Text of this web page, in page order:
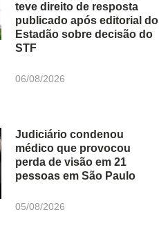
teve direito de resposta
publicado após editorial do
Estadão sobre decisão do
STF
06/08/2026
Judiciário condenou
médico que provocou
perda de visão em 21
pessoas em São Paulo
05/08/2026